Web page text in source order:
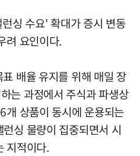
싱 수요' 확대가 증시 변동
려 요인이다.
배율 유지를 위해 매일 장
는 과정에서 주식과 파생상
개 상품이 동시에 운용되는
싱 물량이 집중되면서 시
지적이다.